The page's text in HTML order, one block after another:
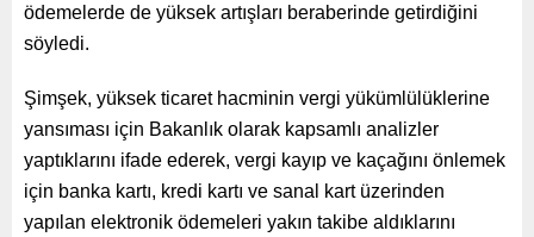
ödemelerde de yüksek artışları beraberinde getirdiğini
söyledi.
Şimşek, yüksek ticaret hacminin vergi yükümlülüklerine
yansıması için Bakanlık olarak kapsamlı analizler
yaptıklarını ifade ederek, vergi kayıp ve kaçağını önlemek
için banka kartı, kredi kartı ve sanal kart üzerinden
yapılan elektronik ödemeleri yakın takibe aldıklarını